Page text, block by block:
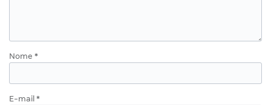
Nome *
E-mail *